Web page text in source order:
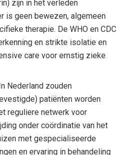
zijn in het verleden
is geen bewezen, algemeen
therapie. De WHO en CDC
en strikte isolatie en
care voor ernstig zieke
Nederland zouden
patiënten worden
reguliere netwerk voor
onder coördinatie van het
met gespecialiseerde
en ervaring in behandeling